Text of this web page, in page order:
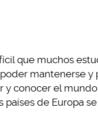
que muchos
mantenerse y
y conocer el
países de Europa